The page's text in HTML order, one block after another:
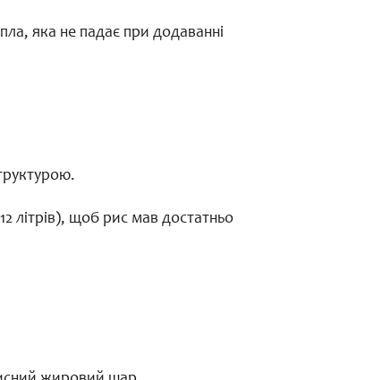
яка не падає при додаванні
літрів), щоб рис мав достатньо